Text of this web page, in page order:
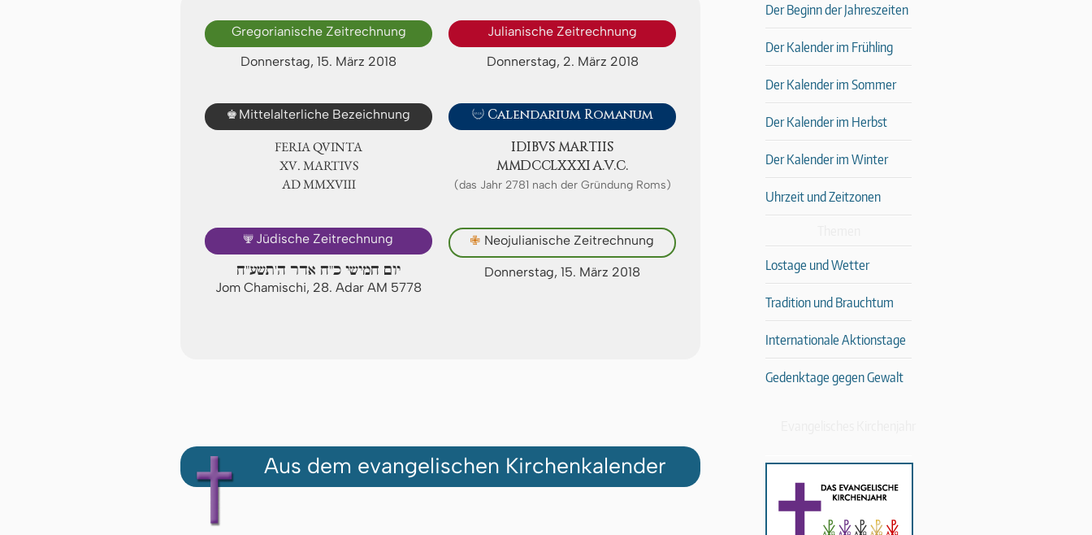
Gregorianische Zeitrechnung
Donnerstag, 15. März 2018
Julianische Zeitrechnung
Donnerstag, 2. März 2018
♚ Mittelalterliche Bezeichnung
FERIA QUINTA
ⅩⅤ. MARTIVS
AD ⅯⅯⅩⅧ
 Calendarium Romanum
IDIBVS MAR­TI­IS
ⅯⅯⅮⅭⅭⅬⅩⅩⅪ A.V.C.
(das Jahr 2781 nach der Gründung Roms)
🕎 Jüdische Zeitrechnung
יום חמישי כ"ח אדר ה'תשע"ח
Jom Chamischi, 28. Adar AM 5778
✙ Neojulianische Zeitrechnung
Donnerstag, 15. März 2018
Aus dem evangelischen Kirchenkalender
Der Beginn der Jahreszeiten
Der Kalender im Frühling
Der Kalender im Sommer
Der Kalender im Herbst
Der Kalender im Winter
Uhrzeit und Zeitzonen
Lostage und Wetter
Tradition und Brauchtum
Internationale Aktionstage
Gedenktage gegen Gewalt